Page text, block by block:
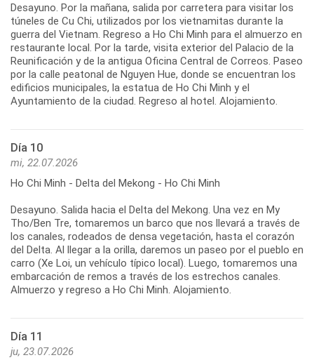
Desayuno. Por la mañana, salida por carretera para visitar los
túneles de Cu Chi, utilizados por los vietnamitas durante la
guerra del Vietnam. Regreso a Ho Chi Minh para el almuerzo en
restaurante local. Por la tarde, visita exterior del Palacio de la
Reunificación y de la antigua Oficina Central de Correos. Paseo
por la calle peatonal de Nguyen Hue, donde se encuentran los
edificios municipales, la estatua de Ho Chi Minh y el
Día 10
mi, 22.07.2026
Ho Chi Minh - Delta del Mekong - Ho Chi Minh
Desayuno. Salida hacia el Delta del Mekong. Una vez en My
Tho/Ben Tre, tomaremos un barco que nos llevará a través de
los canales, rodeados de densa vegetación, hasta el corazón
del Delta. Al llegar a la orilla, daremos un paseo por el pueblo en
carro (Xe Loi, un vehículo típico local). Luego, tomaremos una
embarcación de remos a través de los estrechos canales.
Día 11
ju, 23.07.2026